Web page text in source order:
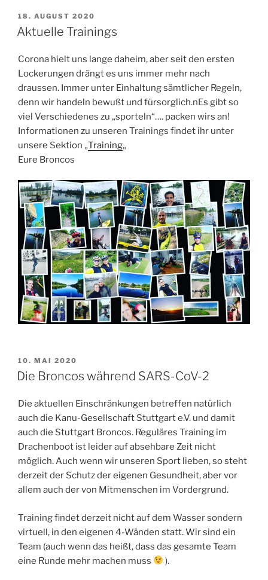
VERÖFFENTLICHT
AM
18. AUGUST 2020
Aktuelle Trainings
Corona hielt uns lange daheim, aber seit den ersten
Lockerungen drängt es uns immer mehr nach
draussen. Immer unter Einhaltung sämtlicher Regeln,
denn wir handeln bewußt und fürsorglich.nEs gibt so
viel Verschiedenes zu „sporteln“…. packen wirs an!
Informationen zu unseren Trainings findet ihr unter
unsere Sektion „Training„
Eure Broncos
VERÖFFENTLICHT
AM
10. MAI 2020
Die Broncos während SARS-CoV-2
Die aktuellen Einschränkungen betreffen natürlich
auch die Kanu-Gesellschaft Stuttgart e.V. und damit
auch die Stuttgart Broncos. Reguläres Training im
Drachenboot ist leider auf absehbare Zeit nicht
möglich. Auch wenn wir unseren Sport lieben, so steht
derzeit der Schutz der eigenen Gesundheit, aber vor
allem auch der von Mitmenschen im Vordergrund.
Training findet derzeit nicht auf dem Wasser sondern
virtuell, in den eigenen 4-Wänden statt. Wir sind ein
Team (auch wenn das heißt, dass das gesamte Team
eine Runde mehr machen muss
).